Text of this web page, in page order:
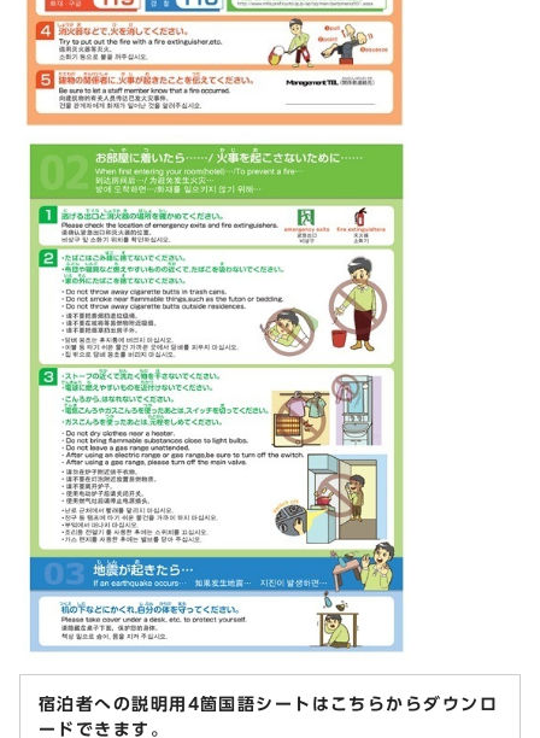
宿泊者への説明用4箇国語シートはこちらからダウンロ
ードできます。